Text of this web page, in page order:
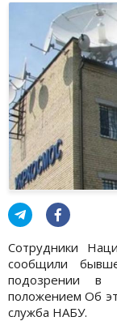
Сотрудники
сообщили
подозрении в
положением Об
служба НАБУ.